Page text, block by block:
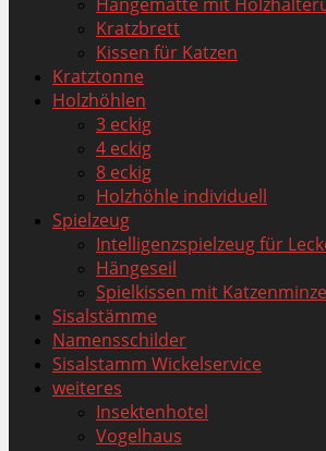
Kratzbrett
Kissen für Katzen
Kratztonne
Holzhöhlen
3 eckig
4 eckig
8 eckig
Holzhöhle individuell
Spielzeug
Intelligenzspielzeug für
Hängeseil
Spielkissen mit Katzenminze
Sisalstämme
Namensschilder
Sisalstamm Wickelservice
weiteres
Insektenhotel
Vogelhaus